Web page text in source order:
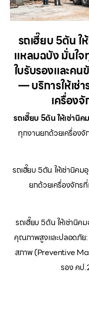
รถเฮี๊ยบ 5ตัน ใ
แหลมฉบัง มั่นใ
ใบรับรองและคน
— บริการให้เช่า
เครื่อง
รถเฮี๊ยบ 5ตัน ให้เช่านิ
ทุกงานยกด้วยเครื่องจั
รถเฮี๊ยบ 5ตัน ให้เช่านิค
ยกด้วยเครื่องจักร
รถเฮี๊ยบ 5ตัน ให้เช่านิค
คุณภาพสูงและปลอดภัย:
สภาพ (Preventive
รอง คป